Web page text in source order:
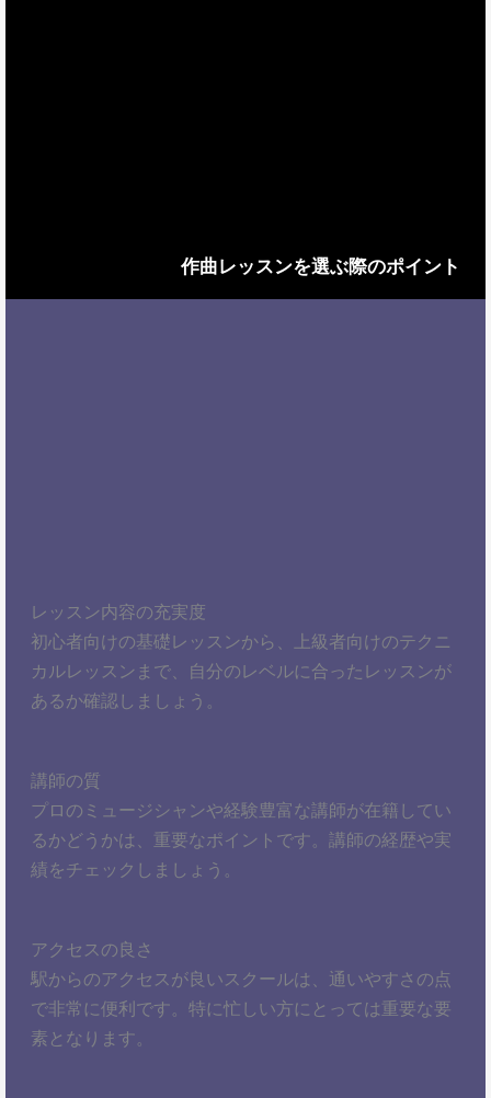
作曲レッスンを選ぶ際のポイント
レッスン内容の充実度
初心者向けの基礎レッスンから、上級者向けのテクニ
カルレッスンまで、自分のレベルに合ったレッスンが
あるか確認しましょう。
講師の質
プロのミュージシャンや経験豊富な講師が在籍してい
るかどうかは、重要なポイントです。講師の経歴や実
績をチェックしましょう。
アクセスの良さ
駅からのアクセスが良いスクールは、通いやすさの点
で非常に便利です。特に忙しい方にとっては重要な要
素となります。